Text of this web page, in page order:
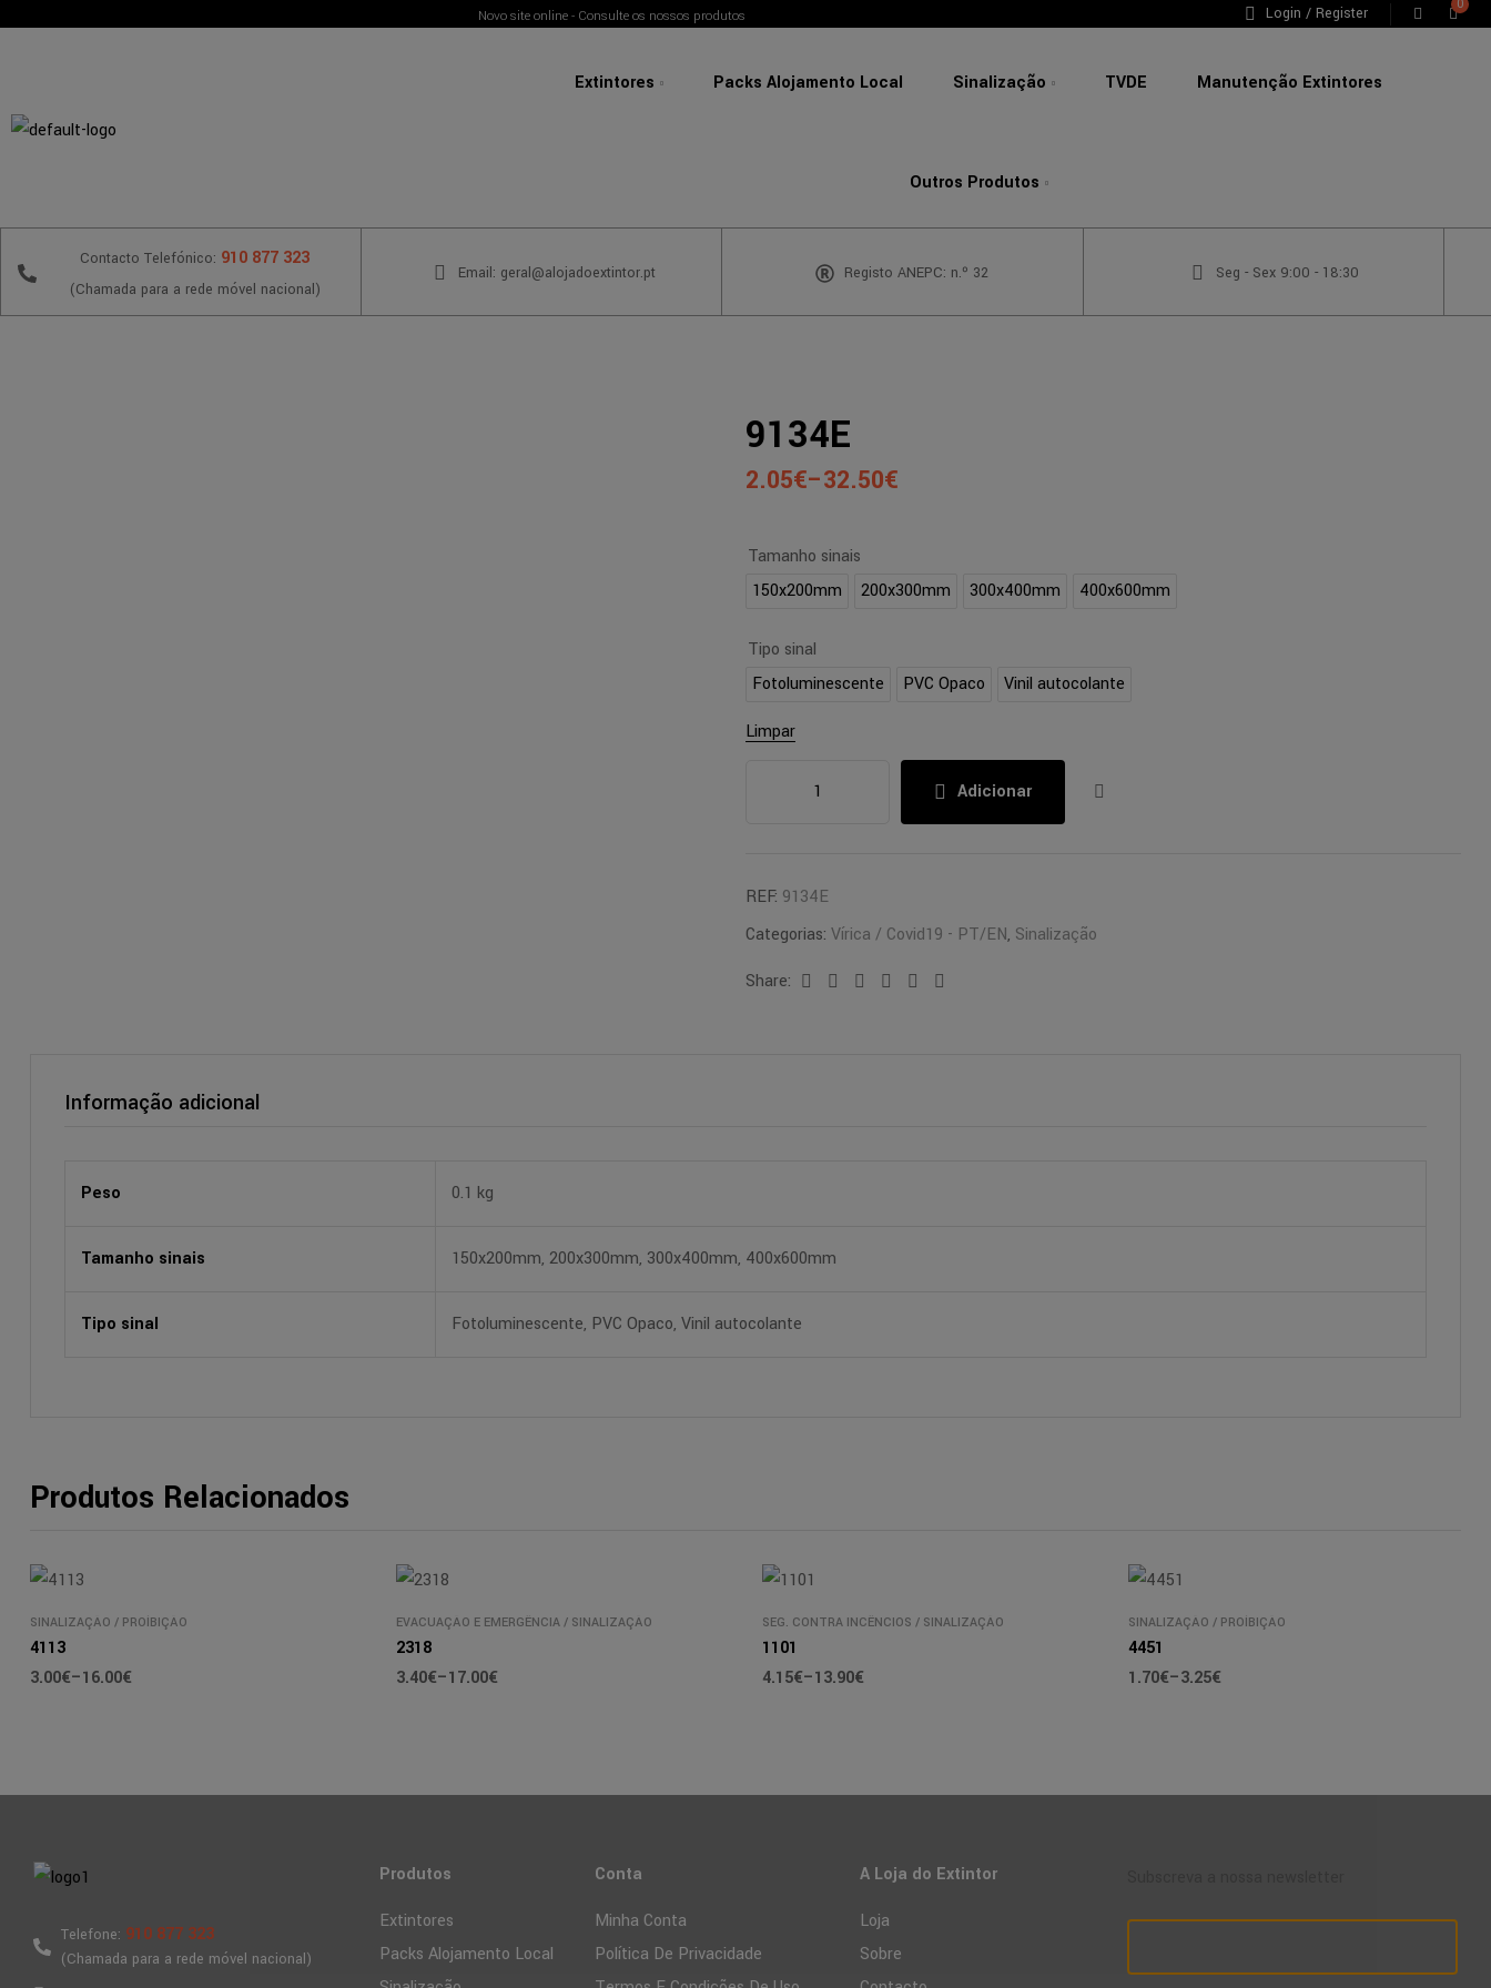
Novo site online - Consulte os nossos produtos Login / Register
0
Extintores Packs Alojamento Local Sinalização TVDE Manutenção Extintores
Outros Produtos
Contacto Telefónico: 910 877 323
(Chamada para a rede móvel nacional)
Email: geral@alojadoextintor.pt Registo ANEPC: n.º 32 Seg - Sex 9:00 - 18:30
9134E
2.05€–32.50€
Tamanho sinais
150x200mm
200x300mm 300x400mm 400x600mm
Tipo sinal
Fotoluminescente
PVC Opaco Vinil autocolante
Limpar
Adicionar
REF: 9134E
Categorias: Vírica / Covid19 - PT/EN, Sinalização
Share:
Facebook
TwitterLinkedinGoogle+Pinterest
Informação adicional
Peso 0.1 kg
Tamanho sinais 150x200mm, 200x300mm, 300x400mm, 400x600mm
Tipo sinal Fotoluminescente, PVC Opaco, Vinil autocolante
Produtos Relacionados
SINALIZAÇÃO / PROÍBIÇÃO
4113
3.00€–16.00€
EVACUAÇÃO E EMERGÊNCIA / SINALIZAÇÃO
2318
3.40€–17.00€
SEG. CONTRA INCÊNCIOS / SINALIZAÇÃO
1101
4.15€–13.90€
SINALIZAÇÃO / PROÍBIÇÃO
4451
1.70€–3.25€
Telefone: 910 877 323
(Chamada para a rede móvel nacional)
Produtos
Extintores
Packs Alojamento Local
Conta
Minha Conta
Política De Privacidade
A Loja do Extintor
Loja
Sobre